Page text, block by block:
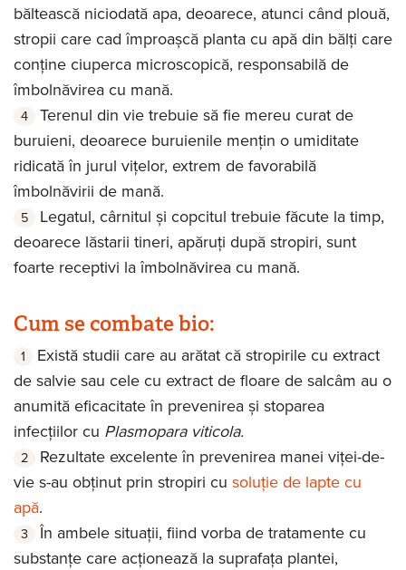
băltească niciodată apa, deoarece, atunci când plouă,
stropii care cad împroașcă planta cu apă din bălți care
conține ciuperca microscopică, responsabilă de
îmbolnăvirea cu mană.
Terenul din vie trebuie să fie mereu curat de
buruieni, deoarece buruienile mențin o umiditate
ridicată în jurul vițelor, extrem de favorabilă
îmbolnăvirii de mană.
Legatul, cârnitul și copcitul trebuie făcute la timp,
deoarece lăstarii tineri, apăruți după stropiri, sunt
foarte receptivi la îmbolnăvirea cu mană.
Cum se combate bio:
Există studii care au arătat că stropirile cu extract
de salvie sau cele cu extract de floare de salcâm au o
anumită eficacitate în prevenirea și stoparea
infecțiilor cu Plasmopara viticola.
Rezultate excelente în prevenirea manei viței-de-
vie s-au obținut prin stropiri cu soluție de lapte cu
apă.
În ambele situații, fiind vorba de tratamente cu
substanțe care acționează la suprafața plantei,